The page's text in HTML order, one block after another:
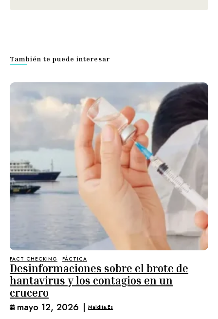
También te puede interesar
FACT CHECKING FÁCTICA
Desinformaciones sobre el brote de
hantavirus y los contagios en un
crucero
mayo 12, 2026 | Maldita.es